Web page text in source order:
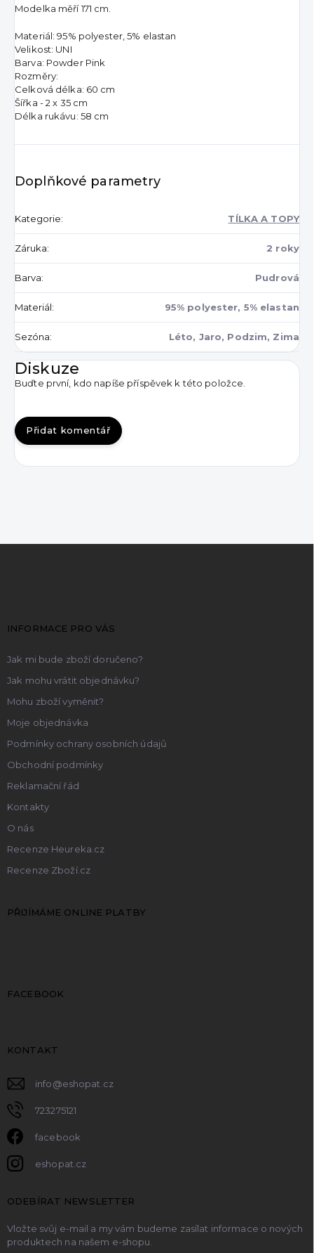
Modelka měří 171 cm.
Materiál: 95% polyester, 5% elastan
Velikost: UNI
Barva: Powder Pink
Rozměry:
Celková délka: 60 cm
Šířka - 2 x 35 cm
Délka rukávu: 58 cm
Doplňkové parametry
Kategorie: TÍLKA A TOPY
Záruka: 2 roky
Barva: Pudrová
Materiál: 95% polyester, 5% elastan
Sezóna: Léto, Jaro, Podzim, Zima
Diskuze
Buďte první, kdo napíše příspěvek k této položce.
Přidat komentář
INFORMACE PRO VÁS
Jak mi bude zboží doručeno?
Jak mohu vrátit objednávku?
Mohu zboží vyměnit?
Moje objednávka
Podmínky ochrany osobních údajů
Obchodní podmínky
Reklamační řád
Kontakty
O nás
Recenze Heureka.cz
Recenze Zboží.cz
PŘIJÍMÁME ONLINE PLATBY
FACEBOOK
KONTAKT
info@eshopat.cz
723275121
facebook
eshopat.cz
ODEBÍRAT NEWSLETTER
Vložte svůj e-mail a my vám budeme zasílat informace o nových
produktech na našem e-shopu.